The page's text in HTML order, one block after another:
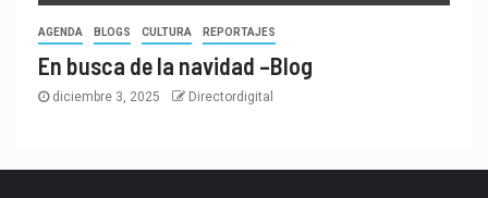
AGENDA BLOGS CULTURA REPORTAJES
En busca de la navidad –Blog
diciembre 3, 2025 Directordigital